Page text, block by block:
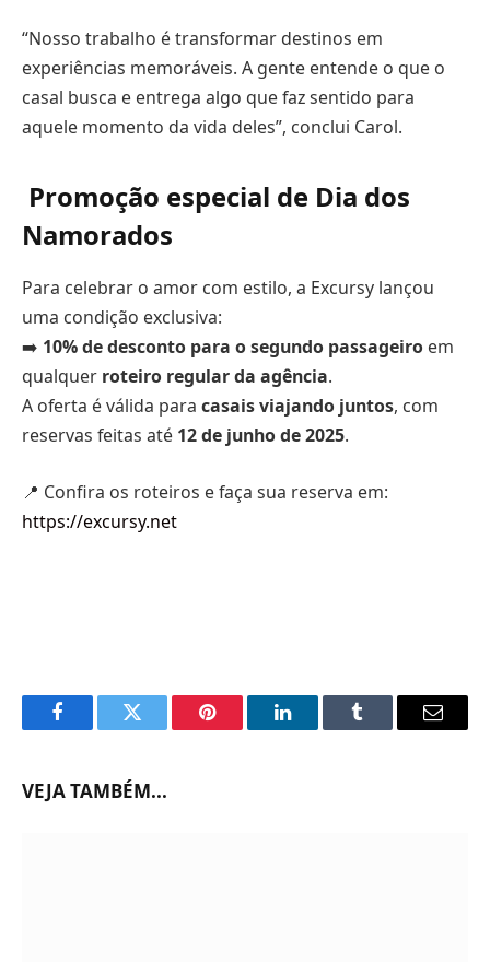
“Nosso trabalho é transformar destinos em
experiências memoráveis. A gente entende o que o
casal busca e entrega algo que faz sentido para
aquele momento da vida deles”, conclui Carol.
Promoção especial de Dia dos
Namorados
Para celebrar o amor com estilo, a Excursy lançou
uma condição exclusiva:
➡️ 10% de desconto para o segundo passageiro em
qualquer roteiro regular da agência.
A oferta é válida para casais viajando juntos, com
reservas feitas até 12 de junho de 2025.
📍 Confira os roteiros e faça sua reserva em:
https://excursy.net
FacebookTwitter Pinterest LinkedInTumblr Email
VEJA TAMBÉM...